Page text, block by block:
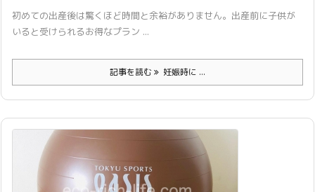
初めての出産後は驚くほど時間と余裕がありません。出産前に子供が
いると受けられるお得なプラン ...
記事を読む 妊娠時に ...